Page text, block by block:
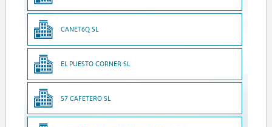
CANET6Q SL
EL PUESTO CORNER SL
57 CAFETERO SL